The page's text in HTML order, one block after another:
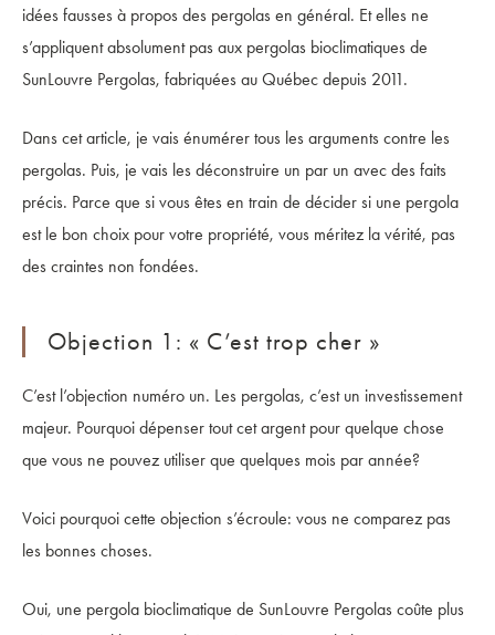
idées fausses à propos des pergolas en général. Et elles ne
s’appliquent absolument pas aux pergolas bioclimatiques de
SunLouvre Pergolas, fabriquées au Québec depuis 2011.
Dans cet article, je vais énumérer tous les arguments contre les
pergolas. Puis, je vais les déconstruire un par un avec des faits
précis. Parce que si vous êtes en train de décider si une pergola
est le bon choix pour votre propriété, vous méritez la vérité, pas
des craintes non fondées.
Objection 1: « C’est trop cher »
C’est l’objection numéro un. Les pergolas, c’est un investissement
majeur. Pourquoi dépenser tout cet argent pour quelque chose
que vous ne pouvez utiliser que quelques mois par année?
Voici pourquoi cette objection s’écroule: vous ne comparez pas
les bonnes choses.
Oui, une pergola bioclimatique de SunLouvre Pergolas coûte plus